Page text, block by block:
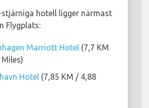
stjärniga hotell ligger närmast
Flygplats:
Marriott Hotel (7,7 KM
Hotel (7,85 KM / 4,88